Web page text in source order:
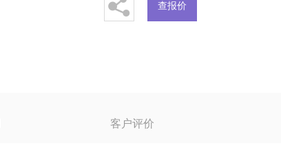
查报价
客户评价